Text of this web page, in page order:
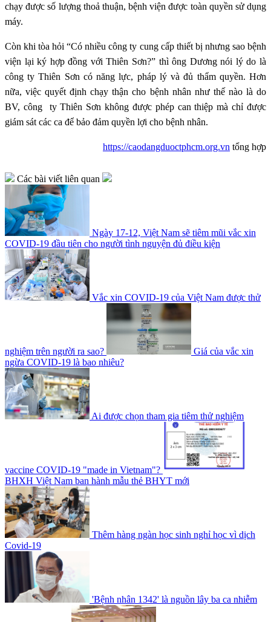
chạy được số lượng thoả thuận, bệnh viện được toàn quyền sử dụng
máy.
Còn khi tòa hỏi “Có nhiều công ty cung cấp thiết bị nhưng sao bệnh
viện lại ký hợp đồng với Thiên Sơn?” thì ông Dương nói lý do là
công ty Thiên Sơn có năng lực, pháp lý và đủ thẩm quyền. Hơn
nữa, việc quyết định chạy thận cho bệnh nhân như thế nào là do
BV, công ty Thiên Sơn không được phép can thiệp mà chỉ được
giám sát các ca để bảo đảm quyền lợi cho bệnh nhân.
https://caodangduoctphcm.org.vn tổng hợp
Các bài viết liên quan
Ngày 17-12, Việt Nam sẽ tiêm mũi vắc xin
COVID-19 đầu tiên cho người tình nguyện đủ điều kiện
Vắc xin COVID-19 của Việt Nam được thử
nghiệm trên người ra sao?
Giá của vắc xin
ngừa COVID-19 là bao nhiêu?
Ai được chọn tham gia tiêm thử nghiệm
vaccine COVID-19 "made in Vietnam"?
BHXH Việt Nam ban hành mẫu thẻ BHYT mới
Thêm hàng ngàn học sinh nghỉ học vì dịch
Covid-19
'Bệnh nhân 1342' là nguồn lây ba ca nhiễm